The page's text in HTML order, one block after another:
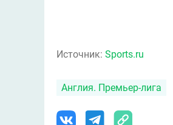
Источник: Sports.ru
Англия. Премьер-лига